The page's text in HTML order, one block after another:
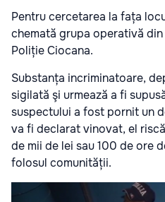
Pentru cercetarea la fața
chemată grupa operativă
Poliție Ciocana.
Substanța incriminatoare,
sigilată şi urmează a fi
suspectului a fost pornit un
va fi declarat vinovat, el
de mii de lei sau 100 de ore
folosul comunității.